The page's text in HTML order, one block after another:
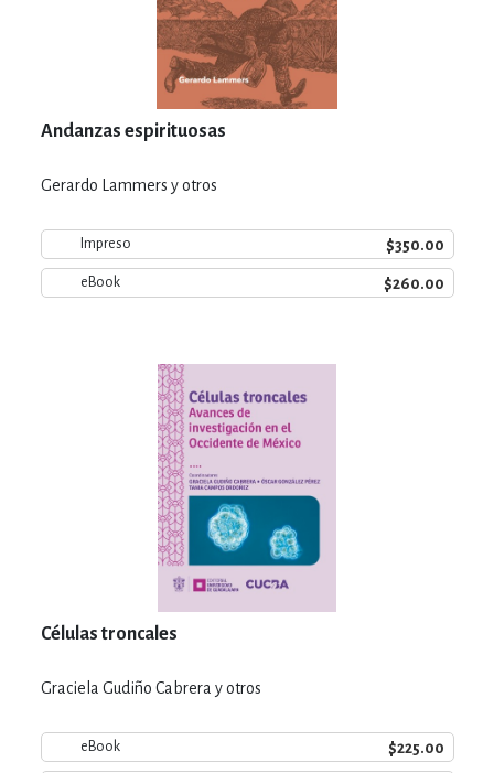
Andanzas espirituosas
Gerardo Lammers y otros
Impreso $350.00
eBook $260.00
Células troncales
Graciela Gudiño Cabrera y otros
eBook $225.00